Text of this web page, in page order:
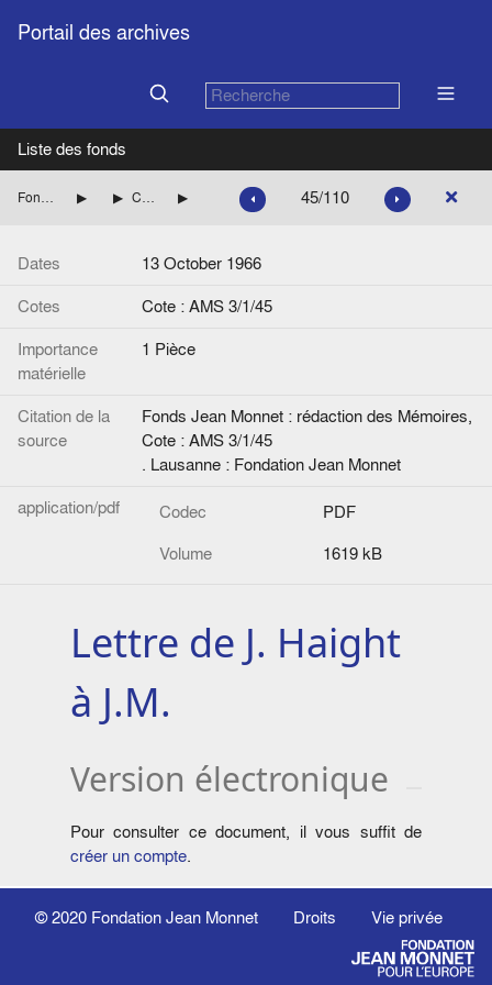
Portail des archives
Liste des fonds
Fonds Jean Monnet : rédaction des Mémoires Préparation des mémoires Correspondances avec l’équipe du Professeur Duroselle Lettre de J. Haight à J.M.
45/110
Dates
13 October 1966
Cotes
Cote : AMS 3/1/45
Importance
matérielle
1 Pièce
Citation de la
source
Fonds Jean Monnet : rédaction des Mémoires,
Cote : AMS 3/1/45
. Lausanne : Fondation Jean Monnet
application/pdf
Codec
PDF
Volume
1619 kB
Lettre de J. Haight
à J.M.
Version électronique
Pour consulter ce document, il vous suffit de
créer un compte.
© 2020 Fondation Jean Monnet Droits Vie privée